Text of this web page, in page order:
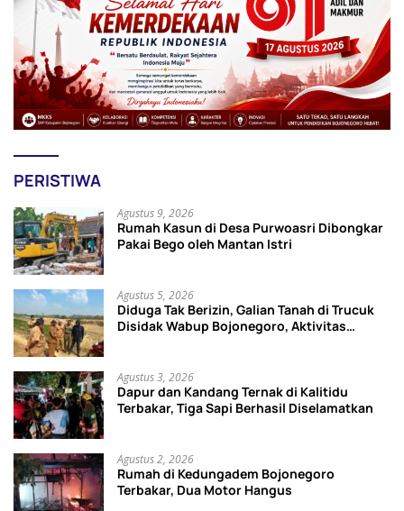
PERISTIWA
Agustus 9, 2026
Rumah Kasun di Desa Purwoasri Dibongkar
Pakai Bego oleh Mantan Istri
Agustus 5, 2026
Diduga Tak Berizin, Galian Tanah di Trucuk
Disidak Wabup Bojonegoro, Aktivitas
Agustus 3, 2026
Dapur dan Kandang Ternak di Kalitidu
Terbakar, Tiga Sapi Berhasil Diselamatkan
Agustus 2, 2026
Rumah di Kedungadem Bojonegoro
Terbakar, Dua Motor Hangus